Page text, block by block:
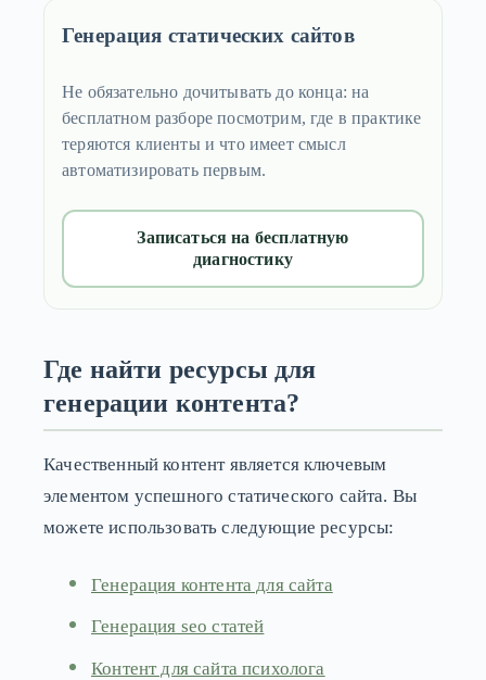
Генерация статических сайтов
Не обязательно дочитывать до конца: на
бесплатном разборе посмотрим, где в практике
теряются клиенты и что имеет смысл
автоматизировать первым.
Записаться на бесплатную
диагностику
Где найти ресурсы для
генерации контента?
Качественный контент является ключевым
элементом успешного статического сайта. Вы
можете использовать следующие ресурсы:
Генерация контента для сайта
Генерация seo статей
Контент для сайта психолога